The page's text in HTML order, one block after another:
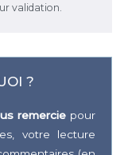
validation.
?
remerciepour
votre lecture